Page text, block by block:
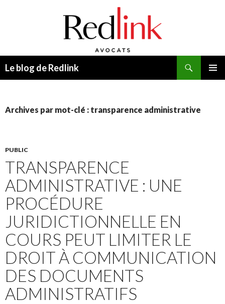
Le blog de Redlink
Archives par mot-clé : transparence administrative
PUBLIC
TRANSPARENCE
ADMINISTRATIVE : UNE
PROCÉDURE
JURIDICTIONNELLE EN
COURS PEUT LIMITER LE
DROIT À COMMUNICATION
DES DOCUMENTS
ADMINISTRATIFS